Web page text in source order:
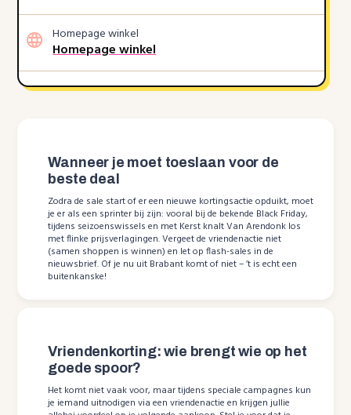
Homepage winkel
Homepage winkel
Wanneer je moet toeslaan voor de
beste deal
Zodra de sale start of er een nieuwe kortingsactie opduikt, moet
je er als een sprinter bij zijn: vooral bij de bekende Black Friday,
tijdens seizoenswissels en met Kerst knalt Van Arendonk los
met flinke prijsverlagingen. Vergeet de vriendenactie niet
(samen shoppen is winnen) en let op flash-sales in de
nieuwsbrief. Of je nu uit Brabant komt of niet – ’t is echt een
buitenkanske!
Vriendenkorting: wie brengt wie op het
goede spoor?
Het komt niet vaak voor, maar tijdens speciale campagnes kun
je iemand uitnodigen via een vriendenactie en krijgen jullie